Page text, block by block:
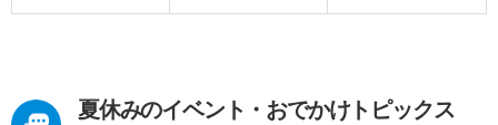
夏休みのイベント・おでかけトピックス